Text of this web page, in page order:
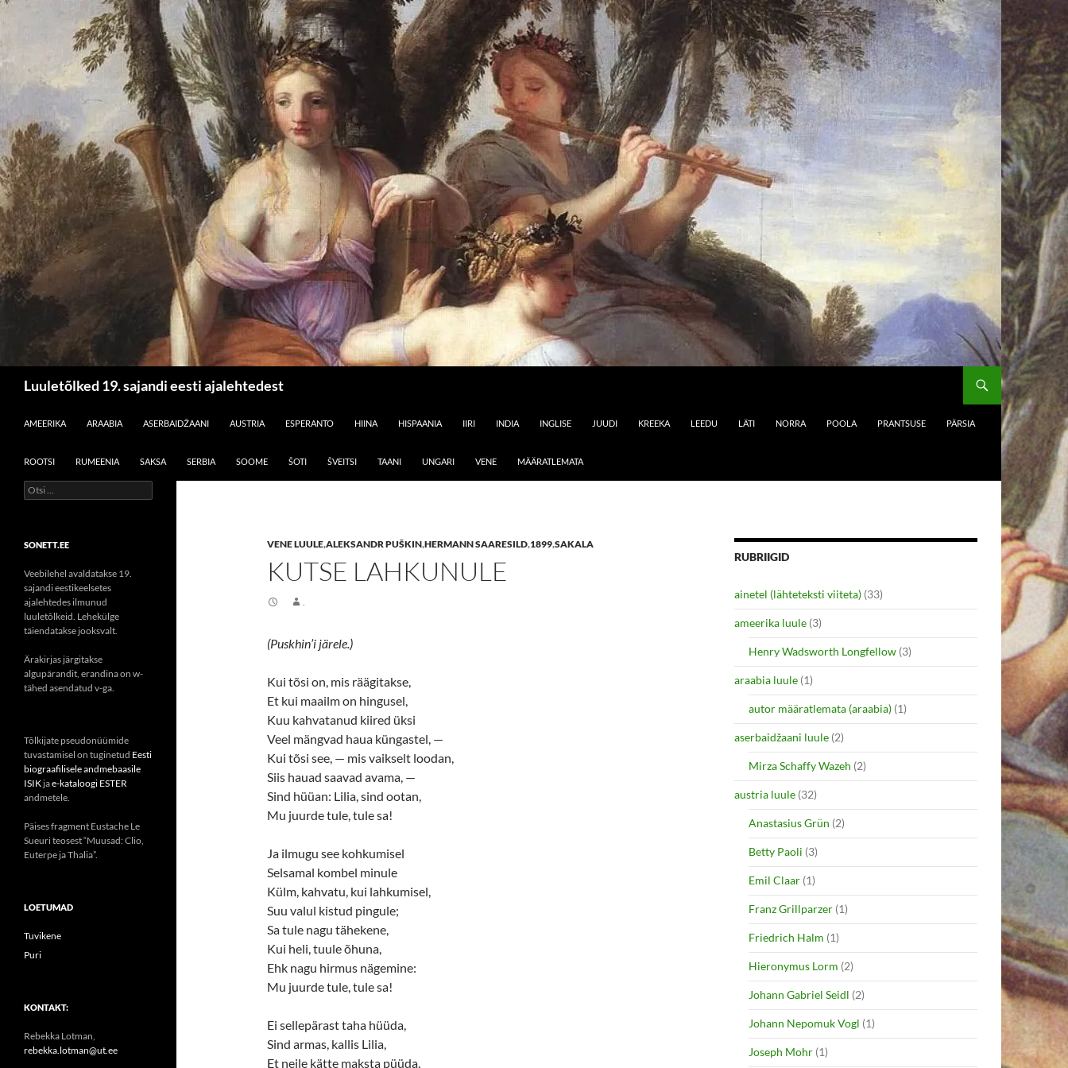
Luuletõlked 19. sajandi eesti ajalehtedest
AMEERIKA
ARAABIA ASERBAIDŽAANI AUSTRIA ESPERANTO HIINA HISPAANIA IIRI INDIA INGLISE JUUDI KREEKA LEEDU LÄTI NORRA POOLA PRANTSUSE PÄRSIA
ROOTSI RUMEENIA SAKSA SERBIA SOOME ŠOTI ŠVEITSI TAANI UNGARI VENE MÄÄRATLEMATA
VENE LUULE,ALEKSANDR PUŠKIN,HERMANN SAARESILD,1899,SAKALA
KUTSE LAHKUNULE
.
(Puskhin’i järele.)
Kui tõsi on, mis räägitakse,
Et kui maailm on hingusel,
Kuu kahvatanud kiired üksi
Veel mängvad haua küngastel, —
Kui tõsi see, — mis vaikselt loodan,
Siis hauad saavad avama, —
Sind hüüan: Lilia, sind ootan,
Mu juurde tule, tule sa!
Ja ilmugu see kohkumisel
Selsamal kombel minule
Külm, kahvatu, kui lahkumisel,
Suu valul kistud pingule;
Sa tule nagu tähekene,
Kui heli, tuule õhuna,
Ehk nagu hirmus nägemine:
Mu juurde tule, tule sa!
Ei sellepärast taha hüüda,
Sind armas, kallis Lilia,
Et neile kätte maksta püüda,
RUBRIIGID
ainetel (lähteteksti viiteta) (33)
ameerika luule (3)
Henry Wadsworth Longfellow (3)
araabia luule (1)
autor määratlemata (araabia) (1)
aserbaidžaani luule (2)
Mirza Schaffy Wazeh (2)
austria luule (32)
Anastasius Grün (2)
Betty Paoli (3)
Emil Claar (1)
Franz Grillparzer (1)
Friedrich Halm (1)
Hieronymus Lorm (2)
Johann Gabriel Seidl (2)
Johann Nepomuk Vogl (1)
Joseph Mohr (1)
Otsi:
SONETT.EE
Veebilehel avaldatakse 19.
sajandi eestikeelsetes
ajalehtedes ilmunud
luuletõlkeid. Lehekülge
täiendatakse jooksvalt.
Ärakirjas järgitakse
algupärandit, erandina on w-
tähed asendatud v-ga.
Tõlkijate pseudonüümide
tuvastamisel on tuginetud Eesti
biograafilisele andmebaasile
ISIK jae-kataloogi ESTER
andmetele.
Päises fragment Eustache Le
Sueuri teosest “Muusad: Clio,
Euterpe ja Thalia”.
LOETUMAD
Tuvikene
Puri
KONTAKT:
Rebekka Lotman,
rebekka.lotman@ut.ee